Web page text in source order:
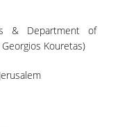
& Department of
Kouretas)